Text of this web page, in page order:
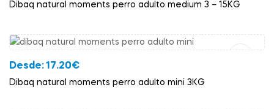
Dibaq natural moments perro adulto medium 3 – 15KG
Desde:17.20€
Dibaq natural moments perro adulto mini 3KG